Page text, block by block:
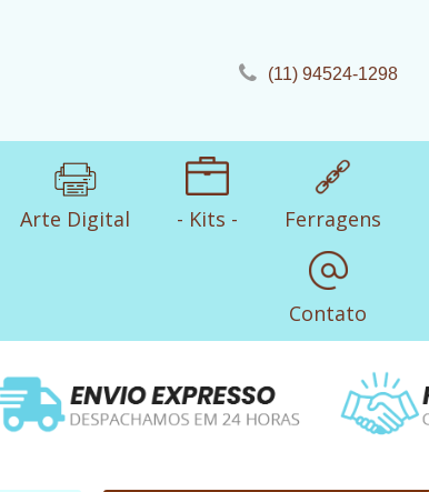
(11) 94524-1298
Arte Digital - Kits - Ferragens
Contato